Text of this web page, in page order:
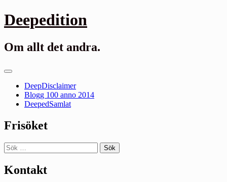
Gå
till
Deepedition
Om allt det andra.
Primär
DeepDisclaimer
Blogg 100 anno 2014
DeepedSamlat
Frisöket
Sök
efter:
Kontakt